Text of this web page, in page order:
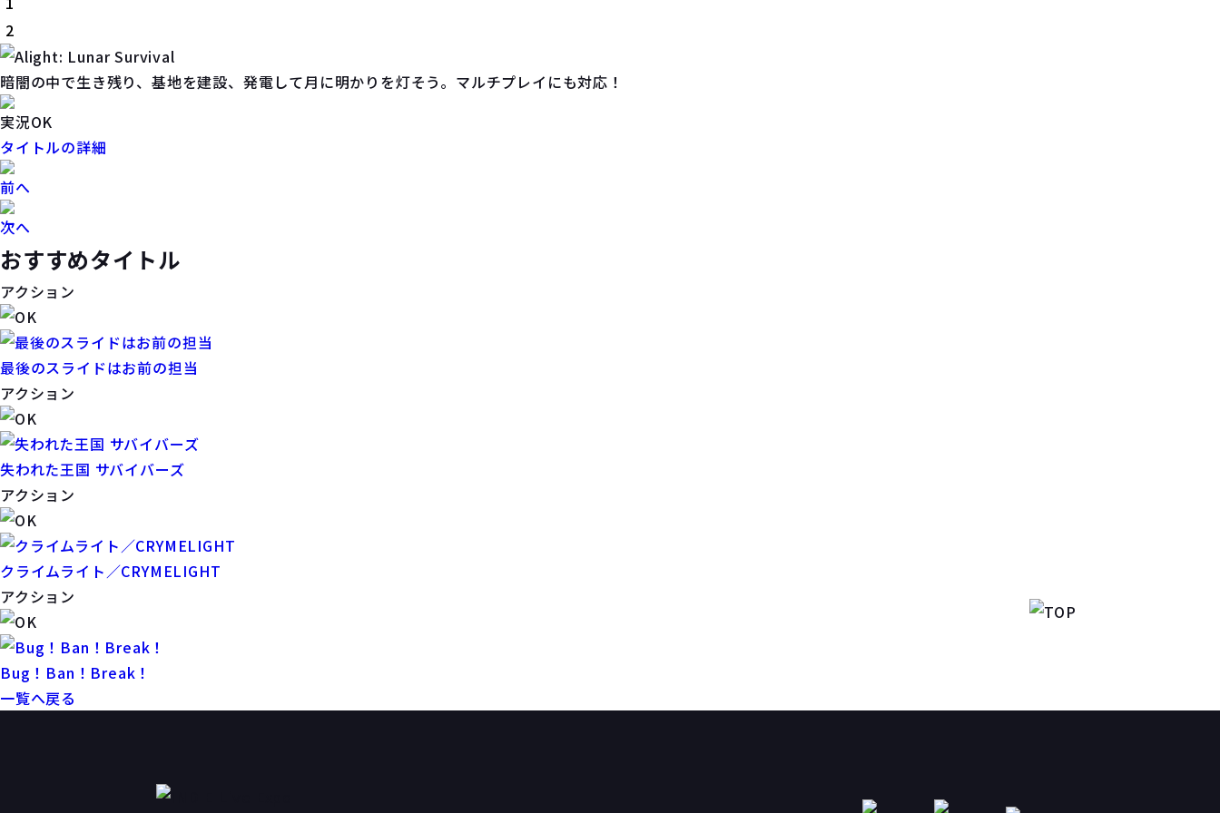
2
暗闇の中で生き残り、基地を建設、発電して月に明かりを灯そう。マルチプレイにも対応！
実況OK
タイトルの詳細
前へ
次へ
おすすめタイトル
アクション
最後のスライドはお前の担当
アクション
失われた王国 サバイバーズ
アクション
クライムライト／CRYMELIGHT
アクション
Bug！Ban！Break！
一覧へ戻る